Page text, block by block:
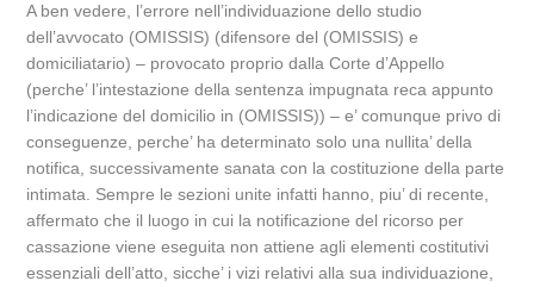
A ben vedere, l’errore nell’individuazione dello studio
dell’avvocato (OMISSIS) (difensore del (OMISSIS) e
domiciliatario) – provocato proprio dalla Corte d’Appello
(perche’ l’intestazione della sentenza impugnata reca appunto
l’indicazione del domicilio in (OMISSIS)) – e’ comunque privo di
conseguenze, perche’ ha determinato solo una nullita’ della
notifica, successivamente sanata con la costituzione della parte
intimata. Sempre le sezioni unite infatti hanno, piu’ di recente,
affermato che il luogo in cui la notificazione del ricorso per
cassazione viene eseguita non attiene agli elementi costitutivi
essenziali dell’atto, sicche’ i vizi relativi alla sua individuazione,